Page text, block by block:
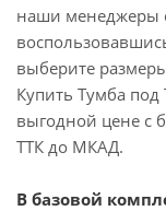
наши менеджеры
выберите
Купить Тумба
выгодной цене с
ТТК до МКАД.
В базовой